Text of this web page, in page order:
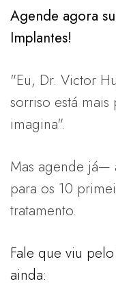
Agende agora
Implantes!
"Eu, Dr. Victor
sorriso está
imagina".
Mas agende já—
para os 10
tratamento.
Fale que viu
ainda: